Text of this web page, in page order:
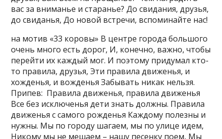
вас за вниманье и старанье? До свидания, друзья,
до свиданья, До новой встречи, вспоминайте нас!
на мотив «33 коровы» В центре города большого
очень много есть дорог, И, конечно, важно, чтобы
перейти их каждый мог. И поэтому придумал кто-
то правила, друзья, Эти правила движенья, и
хожденья, и вожденья Забывать никак нельзя.
Припев: Правила движенья, правила движенья
Все без исключенья дети знать должны. Правила
движенья с самого рожденья Каждому полезны и
нужны. Мы по городу шагаем, мы по улице идем,
Никому мы не мешаем – нашу песенку поем, Мы